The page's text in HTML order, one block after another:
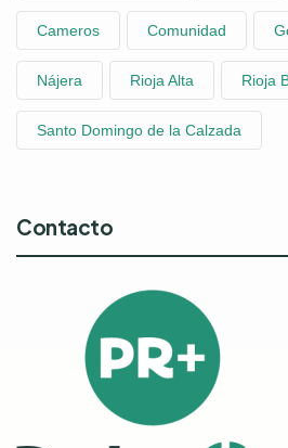
Cameros Comunidad
Nájera Rioja Alta Rioja
Santo Domingo de la Calzada
Contacto